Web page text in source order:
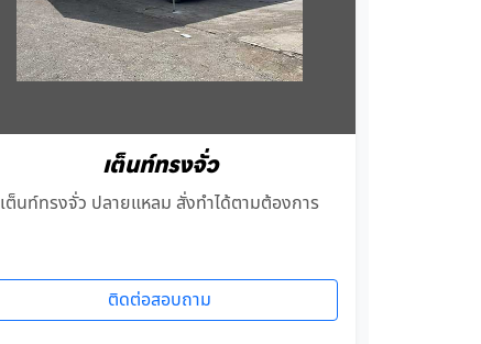
เต็นท์ทรงจั่ว
เต็นท์ทรงจั่ว ปลายแหลม สั่งทำได้ตามต้องการ
ติดต่อสอบถาม